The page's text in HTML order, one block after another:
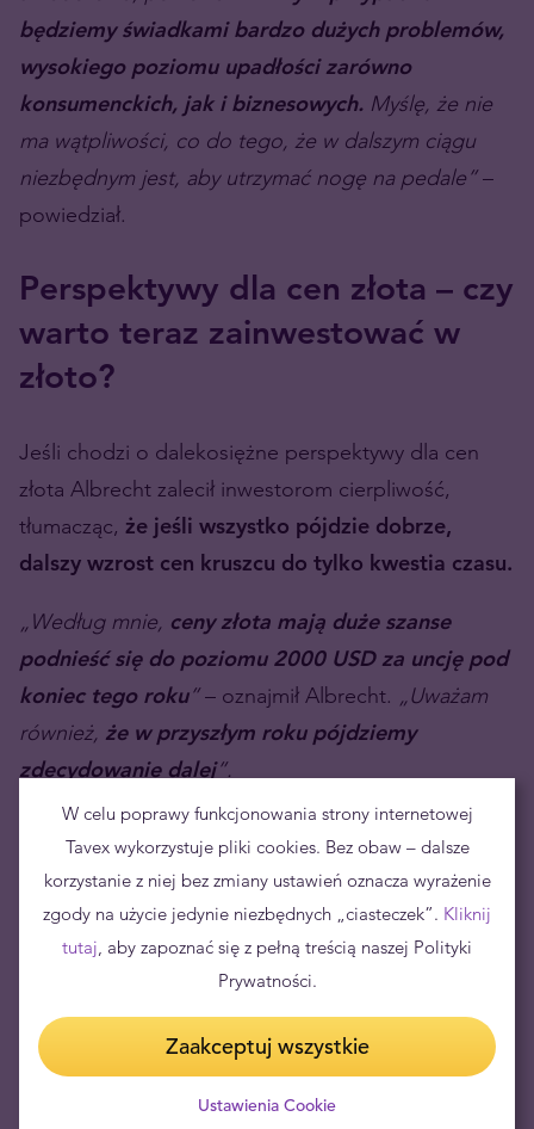
będziemy świadkami bardzo dużych problemów,
wysokiego poziomu upadłości zarówno
konsumenckich, jak i biznesowych. Myślę, że nie
ma wątpliwości, co do tego, że w dalszym ciągu
niezbędnym jest, aby utrzymać nogę na pedale”–
powiedział.
Perspektywy dla cen złota – czy
warto teraz zainwestować w
złoto?
Jeśli chodzi o dalekosiężne perspektywy dla cen
złota Albrecht zalecił inwestorom cierpliwość,
tłumacząc, że jeśli wszystko pójdzie dobrze,
dalszy wzrost cen kruszcu do tylko kwestia czasu.
„Według mnie, ceny złota mają duże szanse
podnieść się do poziomu 2000 USD za uncję pod
koniec tego roku”– oznajmił Albrecht. „Uważam
również, że w przyszłym roku pójdziemy
zdecydowanie dalej”.
Nie tylko złoto – wzrost znaczenia
sektora wydobywczego
Mimo żezłoto w dalszym ciągu pozostaje
niezwykle atrakcyjnym aktywem, Albrecht
coraz większa liczba inwestorów
kieruje swoje spojrzenie na sektor wydobywczy.
Zaznaczył, że z uwagi na niższe koszty i wyższe ceny
złota, sektor wydobywczy bardziej przypomina
W celu poprawy funkcjonowania strony internetowej
Tavex wykorzystuje pliki cookies. Bez obaw – dalsze
korzystanie z niej bez zmiany ustawień oznacza wyrażenie
zgody na użycie jedynie niezbędnych „ciasteczek”. Kliknij
tutaj, aby zapoznać się z pełną treścią naszej Polityki
Prywatności.
Zaakceptuj wszystkie
Ustawienia Cookie